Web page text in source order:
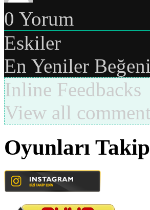
0 Yorum
Eskiler
En Yeniler
Inline Feedbacks
View all
Oyunları